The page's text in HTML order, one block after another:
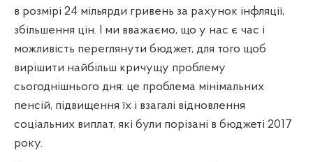
в розмірі 24 мільярди гривень за рахунок інфляції,
збільшення цін. І ми вважаємо, що у нас є час і
можливість переглянути бюджет, для того щоб
вирішити найбільш кричущу проблему
сьогоднішнього дня: це проблема мінімальних
пенсій, підвищення їх і взагалі відновлення
соціальних виплат, які були порізані в бюджеті 2017
року.